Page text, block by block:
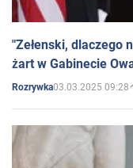
"Zełenski, dlaczego
żart w Gabinecie
Rozrywka03.03.2025 09:28